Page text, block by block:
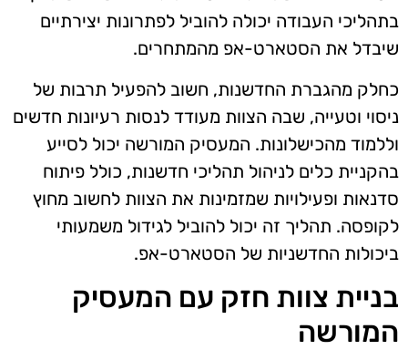
בתהליכי העבודה יכולה להוביל לפתרונות יצירתיים
שיבדל את הסטארט-אפ מהמתחרים.
כחלק מהגברת החדשנות, חשוב להפעיל תרבות של
ניסוי וטעייה, שבה הצוות מעודד לנסות רעיונות חדשים
וללמוד מהכישלונות. המעסיק המורשה יכול לסייע
בהקניית כלים לניהול תהליכי חדשנות, כולל פיתוח
סדנאות ופעילויות שמזמינות את הצוות לחשוב מחוץ
לקופסה. תהליך זה יכול להוביל לגידול משמעותי
ביכולות החדשניות של הסטארט-אפ.
בניית צוות חזק עם המעסיק
המורשה